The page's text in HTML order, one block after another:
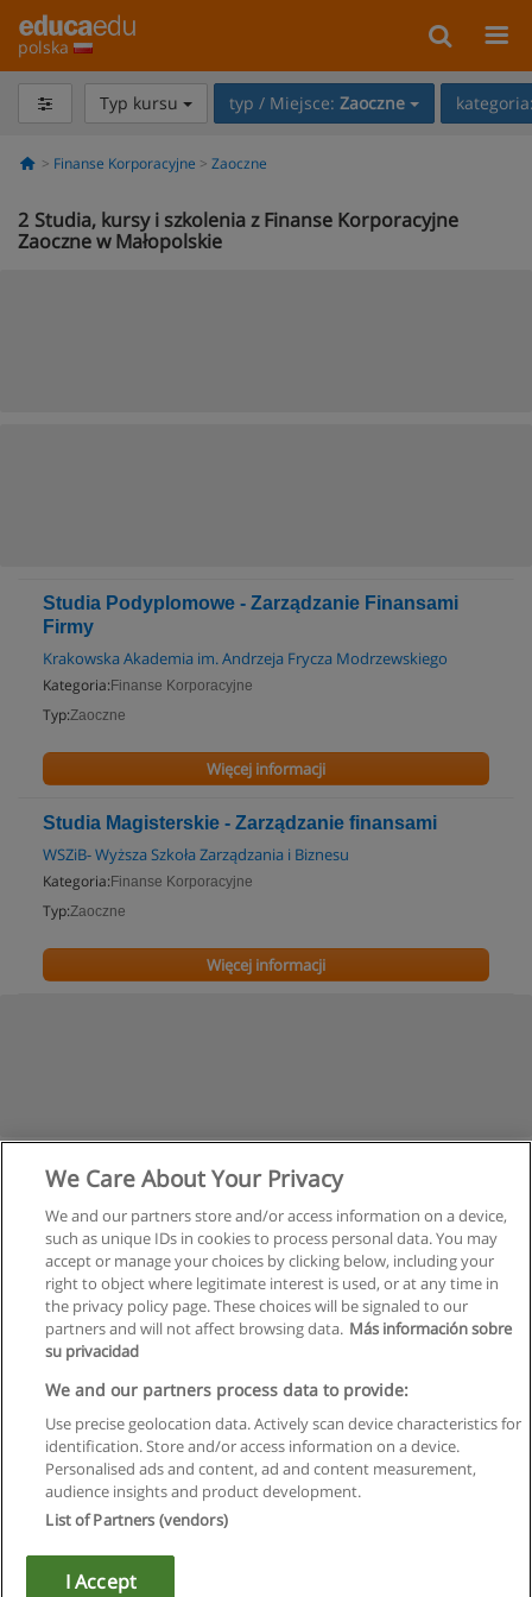
polska
Typ kursu typ / Miejsce: Zaoczne
Finanse Korporacyjne Zaoczne
2 Studia, kursy i szkolenia z Finanse Korporacyjne
Zaoczne w Małopolskie
Studia Podyplomowe - Zarządzanie Finansami
Firmy
Krakowska Akademia im. Andrzeja Frycza Modrzewskiego
Kategoria: Finanse Korporacyjne
Typ:Zaoczne
Więcej informacji
Studia Magisterskie - Zarządzanie finansami
WSZiB- Wyższa Szkoła Zarządzania i Biznesu
Kategoria: Finanse Korporacyjne
Typ:Zaoczne
Więcej informacji
Regulamin
Polityka ochrony danych osobowych
Kontakt z Educaedu
Copyright © Educaedu Business S.L. - CIF : B-95610580: -
We Care About Your Privacy
We and our partners store and/or access information on a device,
such as unique IDs in cookies to process personal data. You may
accept or manage your choices by clicking below, including your
right to object where legitimate interest is used, or at any time in
the privacy policy page. These choices will be signaled to our
partners and will not affect browsing data. Más información sobre
su privacidad
We and our partners process data to provide:
Use precise geolocation data. Actively scan device characteristics for
identification. Store and/or access information on a device.
Personalised ads and content, ad and content measurement,
audience insights and product development.
List of Partners (vendors)
I Accept